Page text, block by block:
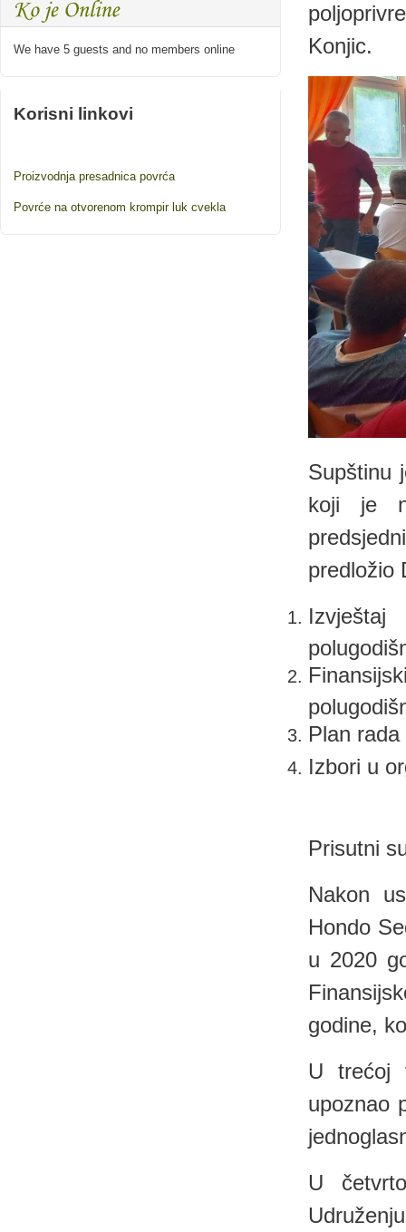
We have 5 guests and no members online
Korisni linkovi
Proizvodnja presadnica povrća
Povrće na otvorenom krompir luk cvekla
Konjic.
Supštinu
koji je
predložio
Plan
Izbori u
Prisutni
Nakon
Hondo
u 2020
godine,
U trećoj
upoznao
U